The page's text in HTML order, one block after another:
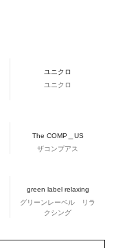
ユニクロ
ユニクロ
The COMP＿US
ザコンプアス
green label relaxing
グリーンレーベル リラ
クシング